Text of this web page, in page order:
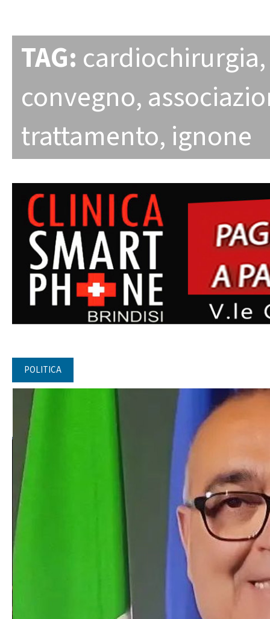
TAG: cardiochirurgia
convegno,
trattamento, ignone
POLITICA